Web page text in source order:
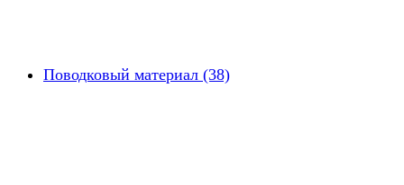
Поводковый материал (38)